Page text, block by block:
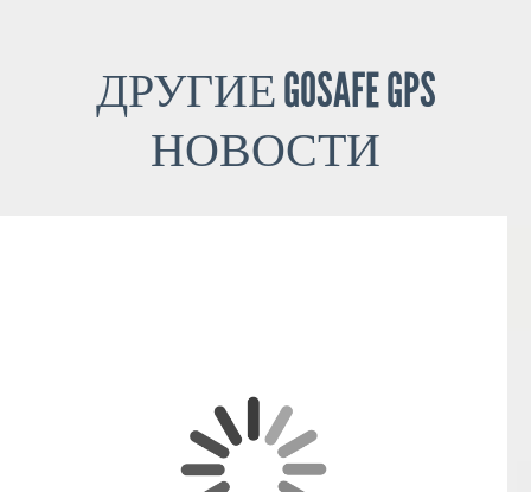
ДРУГИЕ GOSAFE GPS
НОВОСТИ